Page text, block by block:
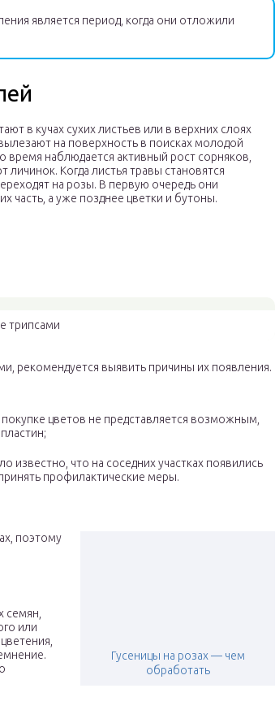
является период, когда они отложили
в кучах сухих листьев или в верхних слоях
на поверхность в поисках молодой
время наблюдается активный рост сорняков,
личинок. Когда листья травы становятся
на розы. В первую очередь они
часть, а уже позднее цветки и бутоны.
трипсами
рекомендуется выявить причины их появления.
цветов не представляется возможным,
что на соседних участках появились
профилактические меры.
Гусеницы на розах — чем
обработать
поэтому
семян,
или